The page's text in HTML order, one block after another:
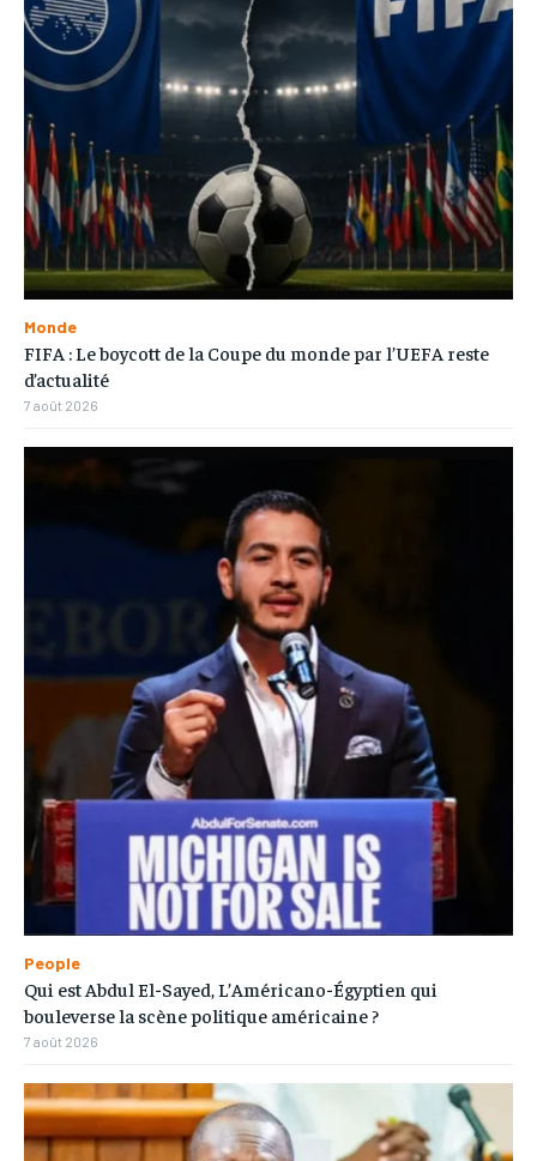
Monde
FIFA : Le boycott de la Coupe du monde par l’UEFA reste
d’actualité
7 août 2026
People
Qui est Abdul El-Sayed, L’Américano-Égyptien qui
bouleverse la scène politique américaine ?
7 août 2026